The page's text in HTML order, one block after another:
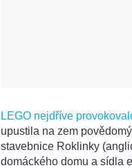
LEGO nejdříve
upustila na zem
stavebnice Roklinky
domáckého domu a sídla